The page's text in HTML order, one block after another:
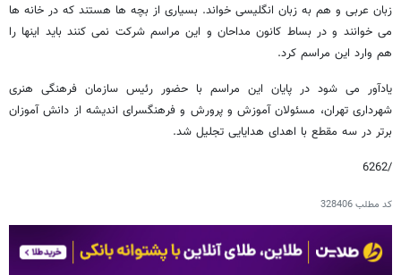
زبان عربی و هم به زبان انگلیسی خواند. بسیاری از بچه ها هستند که در خانه ها
می خوانند و در بساط کانون مداحان و این مراسم شرکت نمی کنند باید اینها را
هم وارد این مراسم کرد.
یادآور می شود در پایان این مراسم با حضور رئیس سازمان فرهنگی هنری
شهرداری تهران، مسئولان آموزش و پرورش و فرهنگسرای اندیشه از دانش آموزان
برتر در سه مقطع با اهدای هدایایی تجلیل شد.
/6262
کد مطلب328406